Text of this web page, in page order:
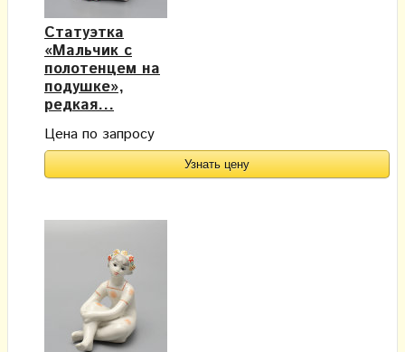
Статуэтка
«Мальчик с
полотенцем на
подушке»,
редкая...
Цена по запросу
Узнать цену